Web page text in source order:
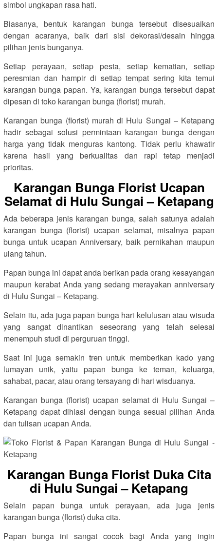
simbol ungkapan rasa hati.
Biasanya, bentuk karangan bunga tersebut disesuaikan
dengan acaranya, baik dari sisi dekorasi/desain hingga
pilihan jenis bunganya.
Setiap perayaan, setiap pesta, setiap kematian, setiap
peresmian dan hampir di setiap tempat sering kita temui
karangan bunga papan. Ya, karangan bunga tersebut dapat
dipesan di toko karangan bunga (florist) murah.
Karangan bunga (florist) murah di Hulu Sungai – Ketapang
hadir sebagai solusi permintaan karangan bunga dengan
harga yang tidak menguras kantong. Tidak perlu khawatir
karena hasil yang berkualitas dan rapi tetap menjadi
prioritas.
Karangan Bunga Florist Ucapan
Selamat di Hulu Sungai – Ketapang
Ada beberapa jenis karangan bunga, salah satunya adalah
karangan bunga (florist) ucapan selamat, misalnya papan
bunga untuk ucapan Anniversary, baik pernikahan maupun
ulang tahun.
Papan bunga ini dapat anda berikan pada orang kesayangan
maupun kerabat Anda yang sedang merayakan anniversary
di Hulu Sungai – Ketapang.
Selain itu, ada juga papan bunga hari kelulusan atau wisuda
yang sangat dinantikan seseorang yang telah selesai
menempuh studi di perguruan tinggi.
Saat ini juga semakin tren untuk memberikan kado yang
lumayan unik, yaitu papan bunga ke teman, keluarga,
sahabat, pacar, atau orang tersayang di hari wisduanya.
Karangan bunga (florist) ucapan selamat di Hulu Sungai –
Ketapang dapat dihiasi dengan bunga sesuai pilihan Anda
dan tulisan ucapan Anda.
Karangan Bunga Florist Duka Cita
di Hulu Sungai – Ketapang
Selain papan bunga untuk perayaan, ada juga jenis
karangan bunga (florist) duka cita.
Papan bunga ini sangat cocok bagi Anda yang ingin